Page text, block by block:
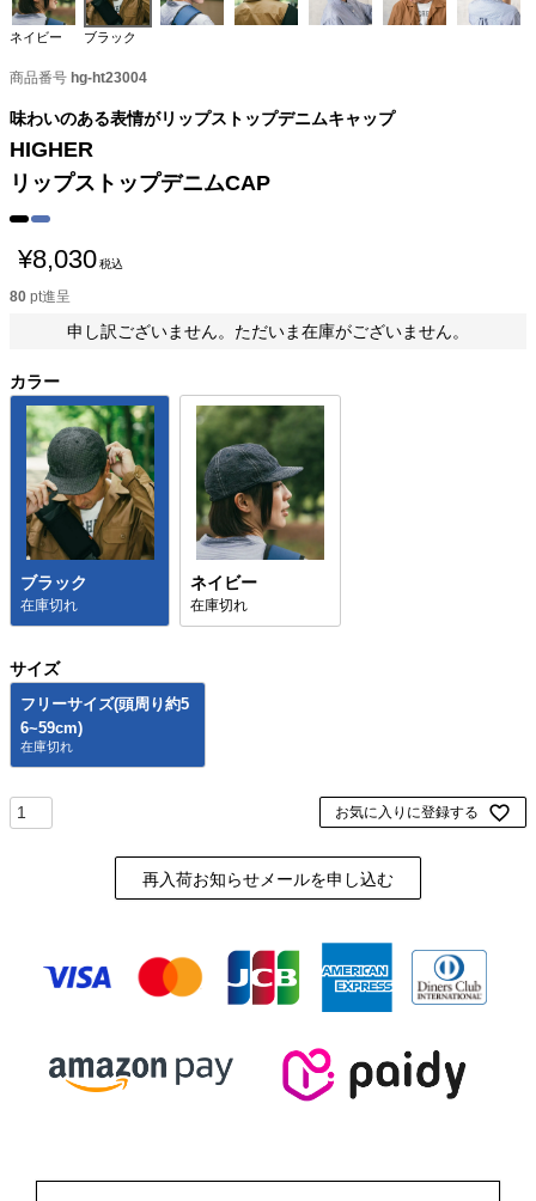
ネイビー ブラック
商品番号 hg-ht23004
味わいのある表情がリップストップデニムキャップ
HIGHER
リップストップデニムCAP
¥8,030税込
80 pt進呈
申し訳ございません。ただいま在庫がございません。
カラー
ブラック
在庫切れ
ネイビー
在庫切れ
サイズ
フリーサイズ(頭周り約5
6~59cm)
お気に入りに登録する
再入荷お知らせメールを申し込む